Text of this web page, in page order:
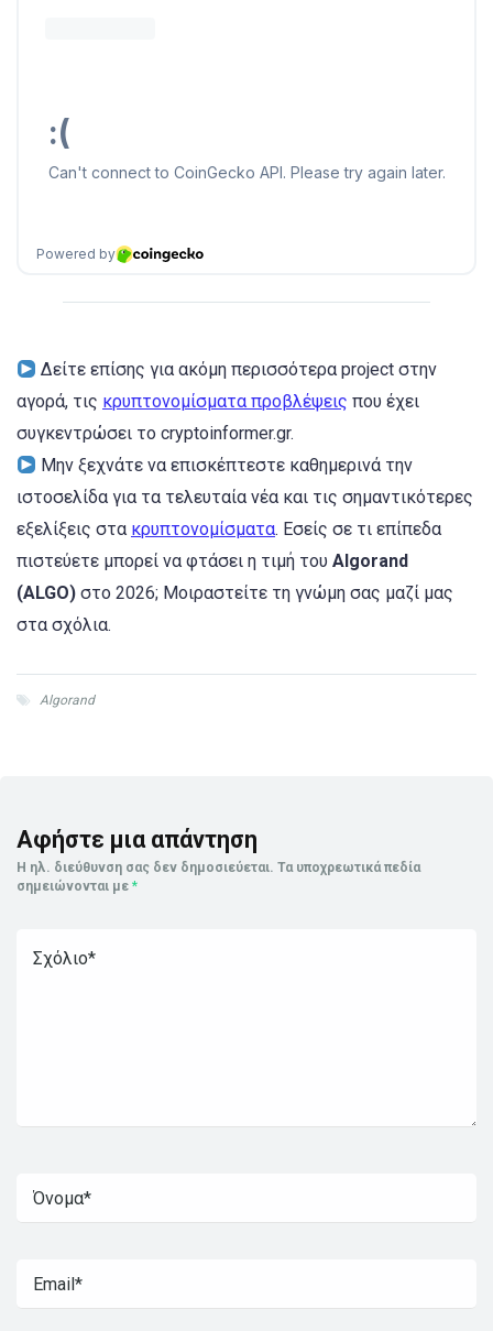
Δείτε επίσης για ακόμη περισσότερα project στην
αγορά, τις κρυπτονομίσματα προβλέψεις που έχει
συγκεντρώσει το cryptoinformer.gr.
Μην ξεχνάτε να επισκέπτεστε καθημερινά την
ιστοσελίδα για τα τελευταία νέα και τις σημαντικότερες
εξελίξεις στα κρυπτονομίσματα. Εσείς σε τι επίπεδα
πιστεύετε μπορεί να φτάσει η τιμή του Algorand
(ALGO) στο 2026; Μοιραστείτε τη γνώμη σας μαζί μας
στα σχόλια.
Algorand
Αφήστε μια απάντηση
Η ηλ. διεύθυνση σας δεν δημοσιεύεται. Τα υποχρεωτικά πεδία
σημειώνονται με *